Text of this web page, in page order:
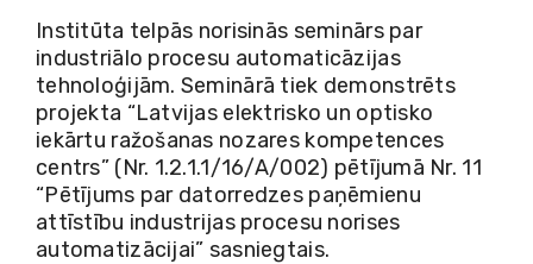
Institūta telpās norisinās seminārs par
industriālo procesu automaticāzijas
tehnoloģijām. Seminārā tiek demonstrēts
projekta “Latvijas elektrisko un optisko
iekārtu ražošanas nozares kompetences
centrs” (Nr. 1.2.1.1/16/A/002) pētījumā Nr. 11
“Pētījums par datorredzes paņēmienu
attīstību industrijas procesu norises
automatizācijai” sasniegtais.